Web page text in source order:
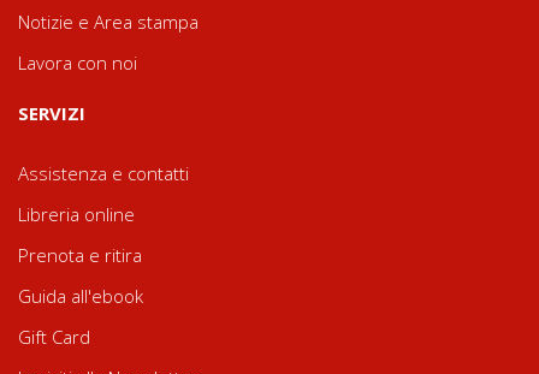
Notizie e Area stampa
Lavora con noi
SERVIZI
Assistenza e contatti
Libreria online
Prenota e ritira
Guida all'ebook
Gift Card